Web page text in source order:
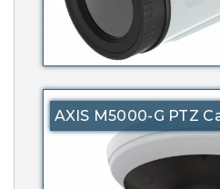
AXIS M5000-G PTZ